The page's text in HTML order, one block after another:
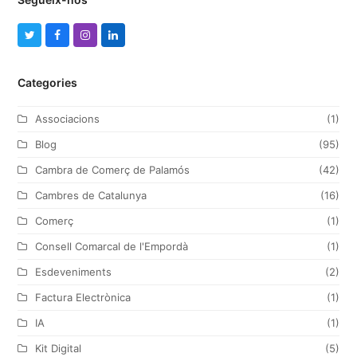
i
r
c
o
k
r
a
I
n
Categories
Associacions
(1)
Blog
(95)
Cambra de Comerç de Palamós
(42)
Cambres de Catalunya
(16)
Comerç
(1)
Consell Comarcal de l'Empordà
(1)
Esdeveniments
(2)
Factura Electrònica
(1)
IA
(1)
Kit Digital
(5)